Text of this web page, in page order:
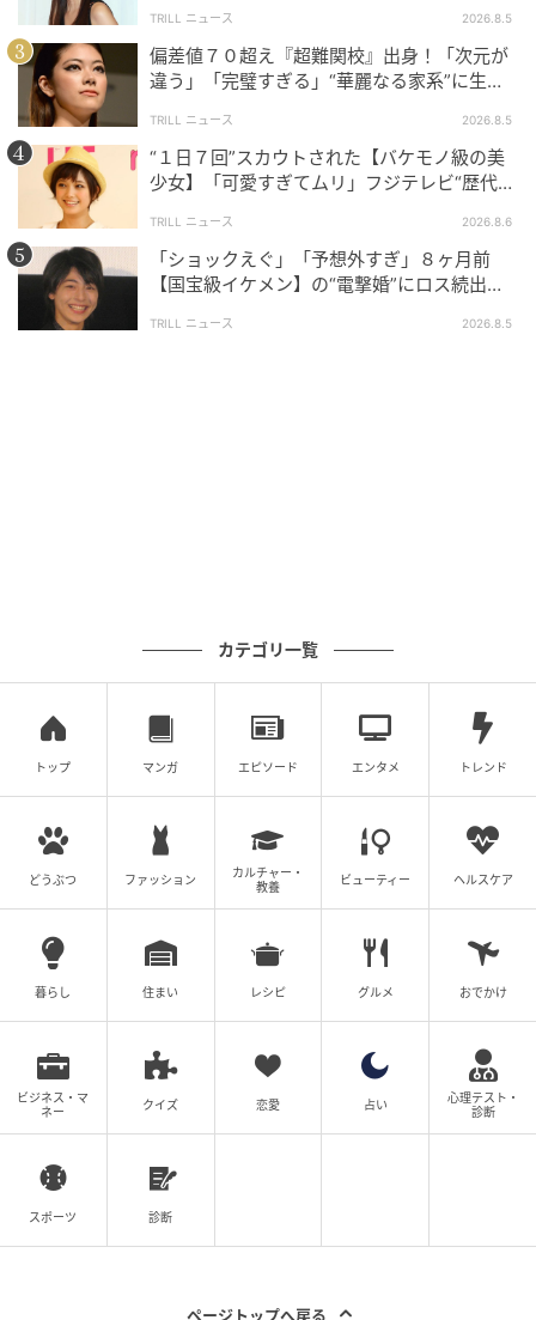
『Starsand Island(スターサンド・アイランド)』製品
情報
発売日 ： 2026年8月20日
対応機種 ： PlayStation(R)5／Nintendo Switch(TM) 2
希望小売価格 ： 7,018円(税込)
※実際の販売価格は販売店により異なる場合がありま
かける”新しい暑さ対策グッズ登場！
ル「Baum deco バウムデコ」で手帳活がはかどりそう
～♡
元記事で読む
次の記事
ン』公開40周年記念グッズが新発売♪
の記事をもっとみる
TRILL ニュース 2026.8.5
偏差値７０超え『超難関校』出身！「次元が
違う」「完璧すぎる」“華麗なる家系”に生ま
TRILL ニュース 2026.8.5
“１日７回”スカウトされた【バケモノ級の美
少女】「可愛すぎてムリ」フジテレビ“歴代N
TRILL ニュース 2026.8.6
「ショックえぐ」「予想外すぎ」８ヶ月前
【国宝級イケメン】の“電撃婚”にロス続出！
TRILL ニュース 2026.8.5
カテゴリ一覧
トップ マンガ エピソード エンタメ トレンド
どうぶつ ファッション
カルチャー・
教養
ビューティー ヘルスケア
暮らし 住まい レシピ グルメ おでかけ
ビジネス・マ
ネー
クイズ 恋愛 占い
心理テスト・
診断
スポーツ 診断
ページトップへ戻る